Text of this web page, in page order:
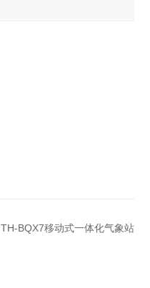
TH-BQX7移动式一体化气象站